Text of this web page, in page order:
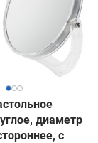
диаметр
с